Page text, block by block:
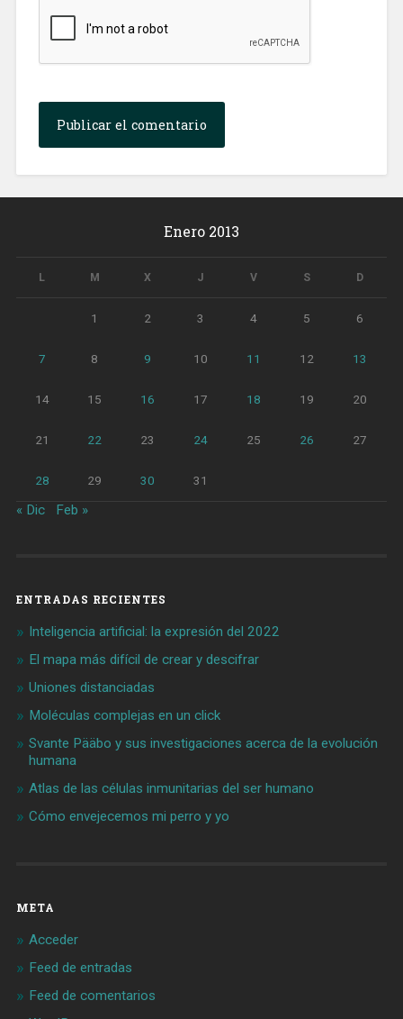
Enero 2013
L M X J V S D
1 2 3 4 5 6
7 8 9 10 11 12 13
14 15 16 17 18 19 20
21 22 23 24 25 26 27
28 29 30 31
« Dic Feb »
ENTRADAS RECIENTES
Inteligencia artificial: la expresión del 2022
El mapa más difícil de crear y descifrar
Uniones distanciadas
Moléculas complejas en un click
Svante Pääbo y sus investigaciones acerca de la evolución
humana
Atlas de las células inmunitarias del ser humano
Cómo envejecemos mi perro y yo
META
Acceder
Feed de entradas
Feed de comentarios